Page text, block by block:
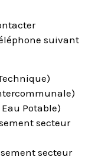
suivant
Eau Potable)
secteur
secteur